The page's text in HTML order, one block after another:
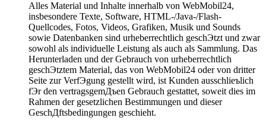
Alles Material und Inhalte innerhalb von WebMobil24,
insbesondere Texte, Software, HTML-/Java-/Flash-
Quellcodes, Fotos, Videos, Grafiken, Musik und Sounds
sowie Datenbanken sind urheberrechtlich geschЭtzt und zwar
sowohl als individuelle Leistung als auch als Sammlung. Das
Herunterladen und der Gebrauch von urheberrechtlich
geschЭtztem Material, das von WebMobil24 oder von dritter
Seite zur VerfЭgung gestellt wird, ist Kunden ausschlieъlich
fЭr den vertragsgemДъen Gebrauch gestattet, soweit dies im
Rahmen der gesetzlichen Bestimmungen und dieser
GeschДftsbedingungen geschieht.